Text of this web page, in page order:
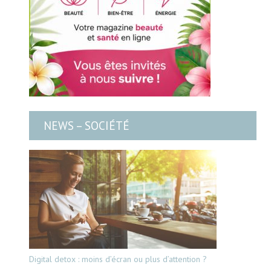
NEWS – SOCIÉTÉ
Digital detox : moins d’écran ou plus d’attention ?